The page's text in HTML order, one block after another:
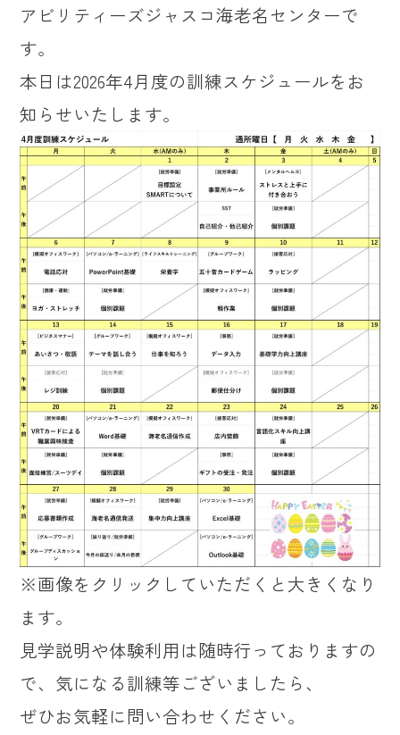
アビリティーズジャスコ海老名センターで
す。
本日は2026年4月度の訓練スケジュールをお
知らせいたします。
※画像をクリックしていただくと大きくなり
ます。
見学説明や体験利用は随時行っておりますの
で、気になる訓練等ございましたら、
ぜひお気軽に問い合わせください。